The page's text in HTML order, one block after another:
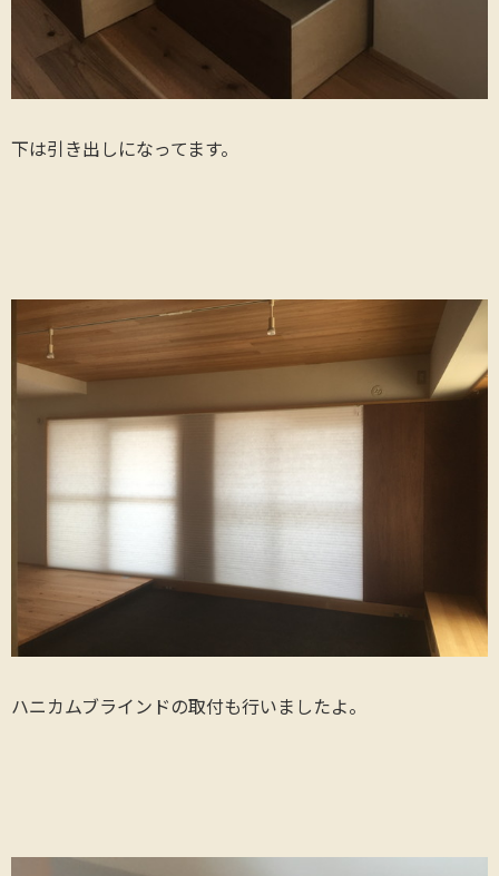
下は引き出しになってます。
ハニカムブラインドの取付も行いましたよ。